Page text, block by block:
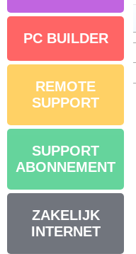
PC BUILDER
REMOTE
SUPPORT
SUPPORT
ABONNEMENT
ZAKELIJK
INTERNET